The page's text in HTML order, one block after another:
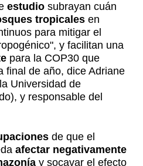
estudio subrayan cuán
tropicales en
para mitigar el
y facilitan una
para la COP30 que
final de año, dice Adriane
Universidad de
y responsable del
de que el
afectar negativamente
y socavar el efecto